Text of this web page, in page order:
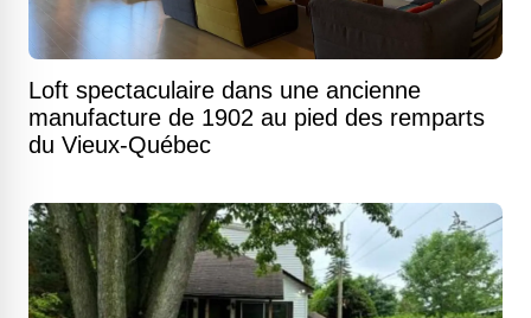
Loft spectaculaire dans une ancienne
manufacture de 1902 au pied des remparts
du Vieux-Québec